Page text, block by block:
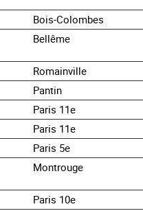
Bois-Colombes
Bellême
Romainville
Pantin
Paris 11e
Paris 11e
Paris 5e
Montrouge
Paris 10e